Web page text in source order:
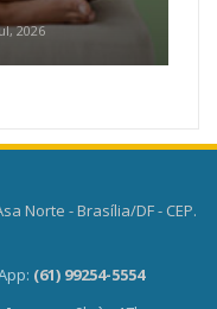
2026
Norte - Brasília/DF - CEP.
(61) 99254-5554